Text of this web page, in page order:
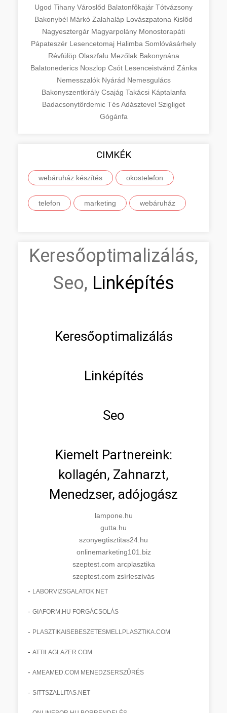
Ugod Tihany Városlőd Balatonfőkajár Tótvázsony
Bakonybél Márkó Zalahaláp Lovászpatona Kislőd
Nagyesztergár Magyarpolány Monostorapáti
Pápateszér Lesencetomaj Halimba Somlóvásárhely
Révfülöp Olaszfalu Mezőlak Bakonynána
Balatonederics Noszlop Csót Lesenceistvánd Zánka
Nemesszalók Nyárád Nemesgulács
Bakonyszentkirály Csajág Takácsi Káptalanfa
Badacsonytördemic TésAdásztevel Szigliget
Gógánfa
CIMKÉK
webáruház készítés okostelefon
telefon marketing webáruház
Keresőoptimalizálás,
Seo, Linképítés
Keresőoptimalizálás
Linképítés
Seo
Kiemelt Partnereink:
kollagén, Zahnarzt,
Menedzser, adójogász
lampone.hu
gutta.hu
szonyegtisztitas24.hu
onlinemarketing101.biz
szeptest.com arcplasztika
szeptest.com zsírleszívás
- LABORVIZSGALATOK.NET
- GIAFORM.HU FORGÁCSOLÁS
- PLASZTIKAISEBESZETESMELLPLASZTIKA.COM
- ATTILAGLAZER.COM
- AMEAMED.COM MENEDZSERSZŰRÉS
- SITTSZALLITAS.NET